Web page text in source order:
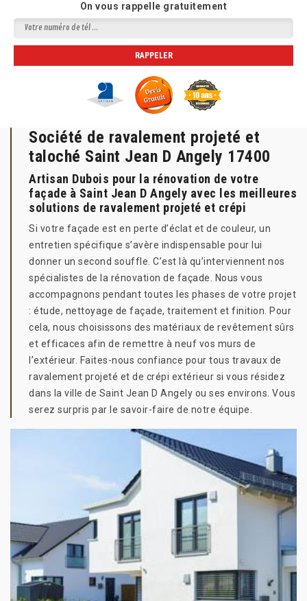
On vous rappelle gratuitement
Société de ravalement projeté et
taloché Saint Jean D Angely 17400
Artisan Dubois pour la rénovation de votre
façade à Saint Jean D Angely avec les meilleures
solutions de ravalement projeté et crépi
Si votre façade est en perte d’éclat et de couleur, un
entretien spécifique s’avère indispensable pour lui
donner un second souffle. C’est là qu’interviennent nos
spécialistes de la rénovation de façade. Nous vous
accompagnons pendant toutes les phases de votre projet
: étude, nettoyage de façade, traitement et finition. Pour
cela, nous choisissons des matériaux de revêtement sûrs
et efficaces afin de remettre à neuf vos murs de
l’extérieur. Faites-nous confiance pour tous travaux de
ravalement projeté et de crépi extérieur si vous résidez
dans la ville de Saint Jean D Angely ou ses environs. Vous
serez surpris par le savoir-faire de notre équipe.